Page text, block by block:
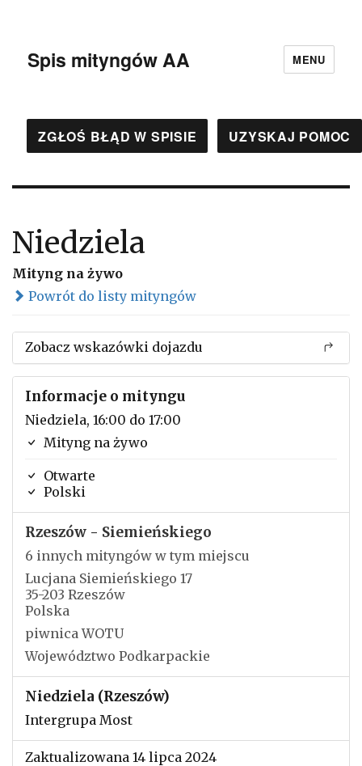
Spis mityngów AA MENU
ZGŁOŚ BŁĄD W SPISIE UZYSKAJ POMOC
Niedziela
Mityng na żywo
Powrót do listy mityngów
Zobacz wskazówki dojazdu
Informacje o mityngu
Niedziela, 16:00 do 17:00
Mityng na żywo
Otwarte
Polski
Rzeszów - Siemieńskiego
6 innych mityngów w tym miejscu
Lucjana Siemieńskiego 17
35-203 Rzeszów
Polska
piwnica WOTU
Województwo Podkarpackie
Niedziela (Rzeszów)
Intergrupa Most
Zaktualizowana 14 lipca 2024